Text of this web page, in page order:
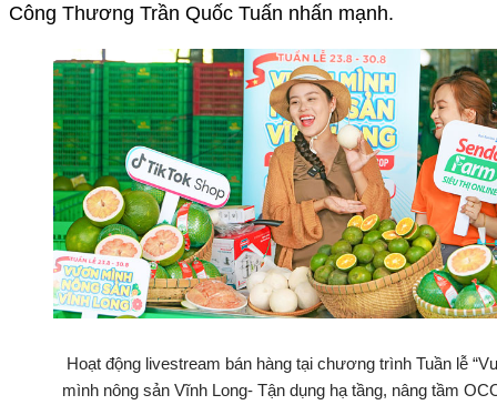
Công Thương Trần Quốc Tuấn nhấn mạnh.
Hoạt động livestream bán hàng tại chương trình Tuần lễ
mình nông sản Vĩnh Long- Tận dụng hạ tầng, nâng tầm